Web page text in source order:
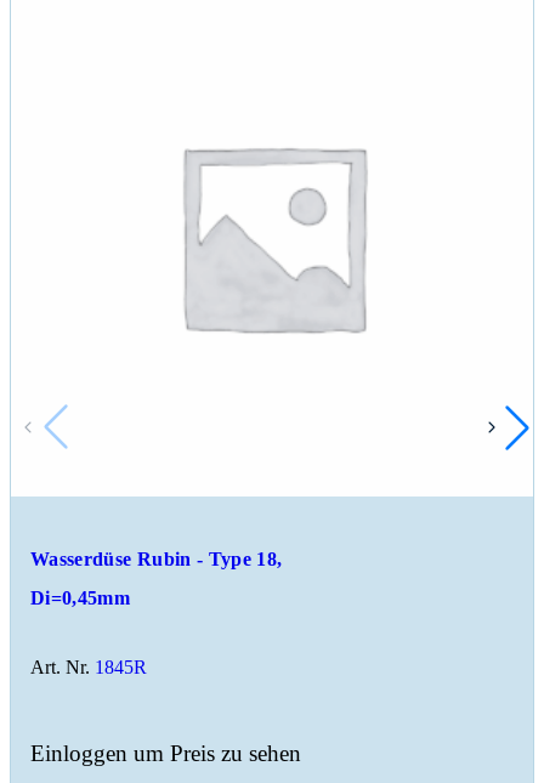
Wasserdüse Rubin - Type 18,
Di=0,45mm
Art. Nr. 1845R
Einloggen um Preis zu sehen